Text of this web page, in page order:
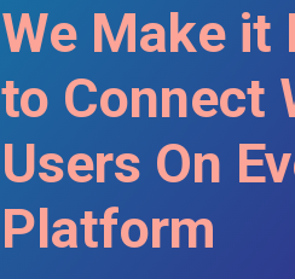
We Make it
to Connect
Users On
Platform